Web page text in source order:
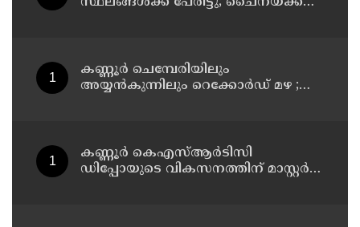
കണ്ണൂർ ചെമ്പേരിയിലും
അയ്യൻകുന്നിലും റെക്കോർഡ് മഴ ;
കണ്ണൂർ കെഎസ്ആർടിസി
ഡിപ്പോയുടെ വികസനത്തിന് മാസ്റ്റർ